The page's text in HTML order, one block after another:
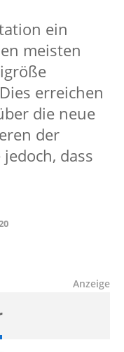
ein
meisten
erreichen
die neue
der
dass